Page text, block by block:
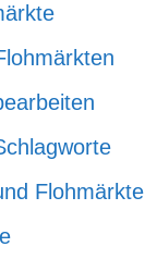
Flohmärkte